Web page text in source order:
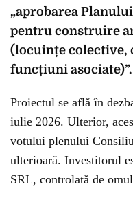
„aprobarea
pentru construire
(locuințe
funcțiuni asociate)”.
Proiectul se află în
iulie 2026. Ulterior,
votului plenului
ulterioară. Investitorul
SRL, controlată de